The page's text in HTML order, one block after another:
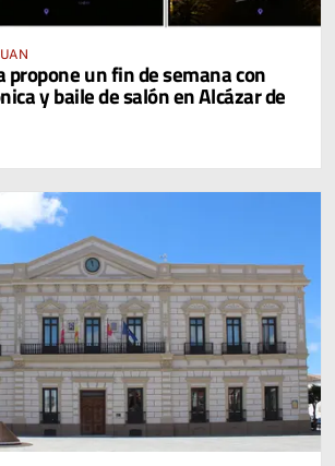
propone un fin de semana con
y baile de salón en Alcázar de